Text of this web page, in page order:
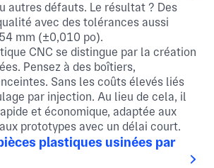
autres défauts. Le résultat ? Des
avec des tolérances aussi
mm (±0,010 po).
CNC se distingue par la création
Pensez à des boîtiers,
Sans les coûts élevés liés
par injection. Au lieu de cela, il
et économique, adaptée aux
prototypes avec un délai court.
plastiques usinées par